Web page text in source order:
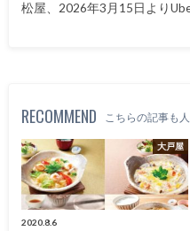
松屋、2026年3月15日より
RECOMMEND こちらの記事も人
大戸屋
2020.8.6